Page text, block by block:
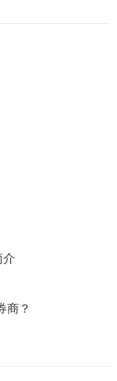
介
商？